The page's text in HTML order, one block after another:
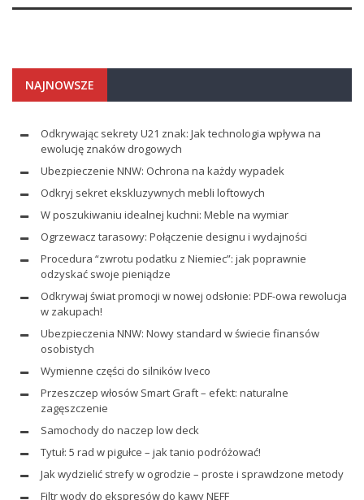
NAJNOWSZE
Odkrywając sekrety U21 znak: Jak technologia wpływa na
ewolucję znaków drogowych
Ubezpieczenie NNW: Ochrona na każdy wypadek
Odkryj sekret ekskluzywnych mebli loftowych
W poszukiwaniu idealnej kuchni: Meble na wymiar
Ogrzewacz tarasowy: Połączenie designu i wydajności
Procedura “zwrotu podatku z Niemiec”: jak poprawnie
odzyskać swoje pieniądze
Odkrywaj świat promocji w nowej odsłonie: PDF-owa rewolucja
w zakupach!
Ubezpieczenia NNW: Nowy standard w świecie finansów
osobistych
Wymienne części do silników Iveco
Przeszczep włosów Smart Graft – efekt: naturalne
zagęszczenie
Samochody do naczep low deck
Tytuł: 5 rad w pigułce – jak tanio podróżować!
Jak wydzielić strefy w ogrodzie – proste i sprawdzone metody
Filtr wody do ekspresów do kawy NEFF